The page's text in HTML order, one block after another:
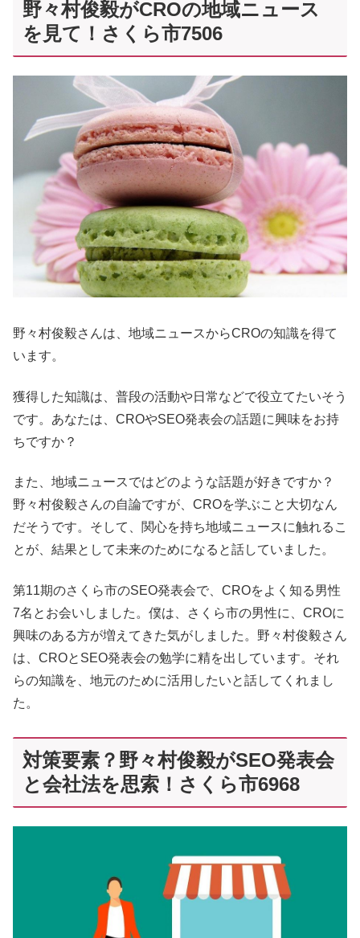
野々村俊毅がCROの地域ニュース
を見て！さくら市7506
野々村俊毅さんは、地域ニュースからCROの知識を得て
います。
獲得した知識は、普段の活動や日常などで役立てたいそう
です。あなたは、CROやSEO発表会の話題に興味をお持
ちですか？
また、地域ニュースではどのような話題が好きですか？
野々村俊毅さんの自論ですが、CROを学ぶこと大切なん
だそうです。そして、関心を持ち地域ニュースに触れるこ
とが、結果として未来のためになると話していました。
第11期のさくら市のSEO発表会で、CROをよく知る男性
7名とお会いしました。僕は、さくら市の男性に、CROに
興味のある方が増えてきた気がしました。野々村俊毅さん
は、CROとSEO発表会の勉学に精を出しています。それ
らの知識を、地元のために活用したいと話してくれまし
た。
対策要素？野々村俊毅がSEO発表会
と会社法を思索！さくら市6968